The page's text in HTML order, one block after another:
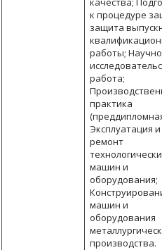
к процедуре
защита
работы;
работа;
практика
Эксплуатация и
ремонт
машин и
оборудования;
машин и
оборудования
производства.